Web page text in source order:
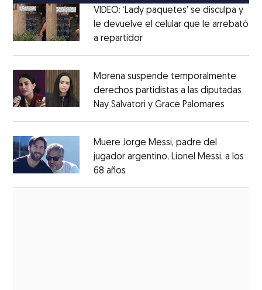
VIDEO: ‘Lady paquetes’ se disculpa y
le devuelve el celular que le arrebató
a repartidorOpens in new window
Morena suspende temporalmente
derechos partidistas a las diputadas
Nay Salvatori y Grace Palomares
Muere Jorge Messi, padre del
jugador argentino, Lionel Messi, a los
68 años